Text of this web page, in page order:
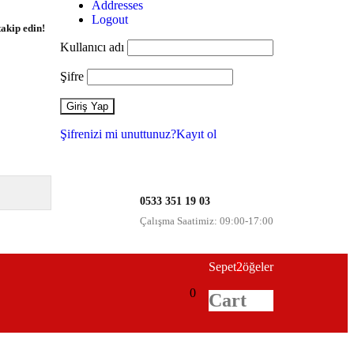
edin!
Addresses
Logout
Kullanıcı adı
Şifre
Şifrenizi mi unuttunuz?Kayıt ol
0533 351 19 03
Çalışma Saatimiz: 09:00-17:00
0
Sepet2öğeler
Cart